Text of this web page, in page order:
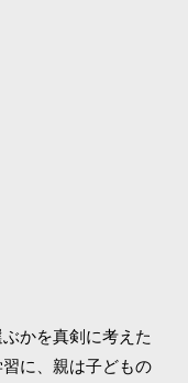
かを真剣に考えた
に、親は子どもの